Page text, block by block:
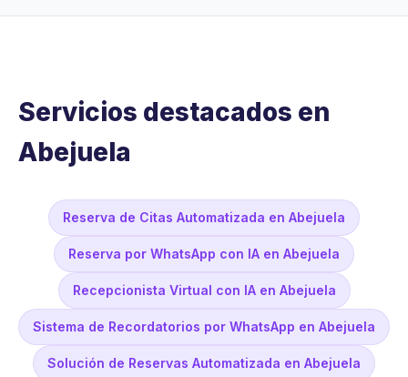
Servicios destacados en
Abejuela
Reserva de Citas Automatizada en Abejuela
Reserva por WhatsApp con IA en Abejuela
Recepcionista Virtual con IA en Abejuela
Sistema de Recordatorios por WhatsApp en Abejuela
Solución de Reservas Automatizada en Abejuela